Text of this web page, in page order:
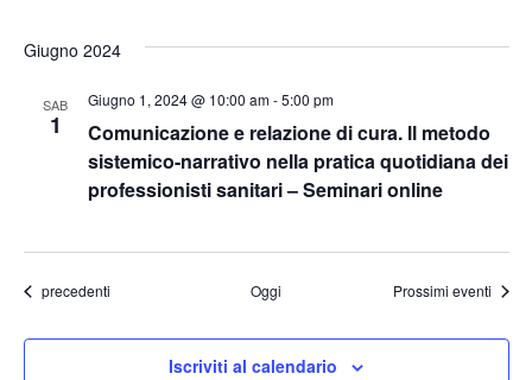
Giugno 2024
SAB
1
Comunicazione e relazione di cura. ll metodo
sistemico-narrativo nella pratica quotidiana dei
professionisti sanitari – Seminari online
Giugno 1, 2024 @ 10:00 am-5:00 pm
Eventi
precedenti Oggi Prossimi eventi
Iscriviti al calendario